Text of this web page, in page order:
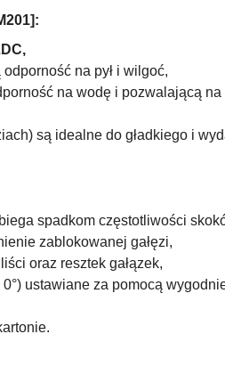
]:
na pył i wilgoć,
na wodę i pozwalającą
są idealne do gładkiego i
spadkom częstotliwości
zablokowanej gałęzi,
oraz resztek gałązek,
ustawiane za pomocą